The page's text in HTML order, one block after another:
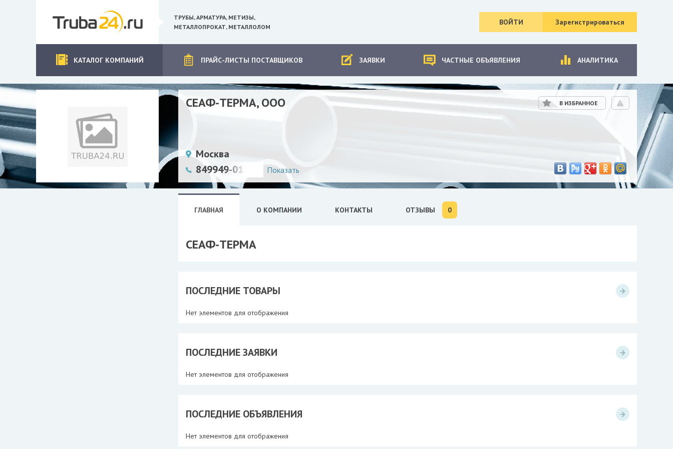
ТРУБЫ, АРМАТУРА, МЕТИЗЫ,
МЕТАЛЛОПРОКАТ, МЕТАЛЛОЛОМ
ВОЙТИ Зарегистрироваться
КАТАЛОГ КОМПАНИЙ ПРАЙС-ЛИСТЫ ПОСТАВЩИКОВ ЗАЯВКИ ЧАСТНЫЕ ОБЪЯВЛЕНИЯ АНАЛИТИКА
СЕАФ-ТЕРМА, ООО
Москва
849949-015-01
Показать
В ИЗБРАННОЕ
ГЛАВНАЯ О КОМПАНИИ КОНТАКТЫ ОТЗЫВЫ 0
СЕАФ-ТЕРМА
ПОСЛЕДНИЕ ТОВАРЫ
Нет элементов для отображения
ПОСЛЕДНИЕ ЗАЯВКИ
Нет элементов для отображения
ПОСЛЕДНИЕ ОБЪЯВЛЕНИЯ
Нет элементов для отображения